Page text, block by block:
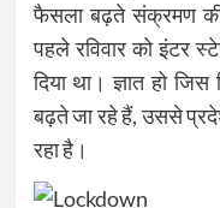
फैसला बढ़ते संक्रमण
पहले रविवार को इंटर
दिया था। ज्ञात हो
बढ़ते जा रहे हैं, उससे
रहा है।